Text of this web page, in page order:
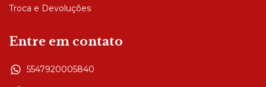
Troca e Devoluções
Entre em contato
5547920005840